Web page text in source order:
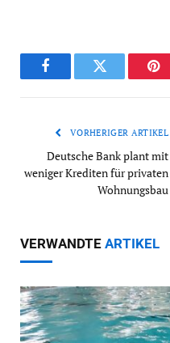
FacebookTwitter
VORHERIGER ARTIKEL
Deutsche Bank plant mit
weniger Krediten für privaten
Wohnungsbau
VERWANDTE ARTIKEL